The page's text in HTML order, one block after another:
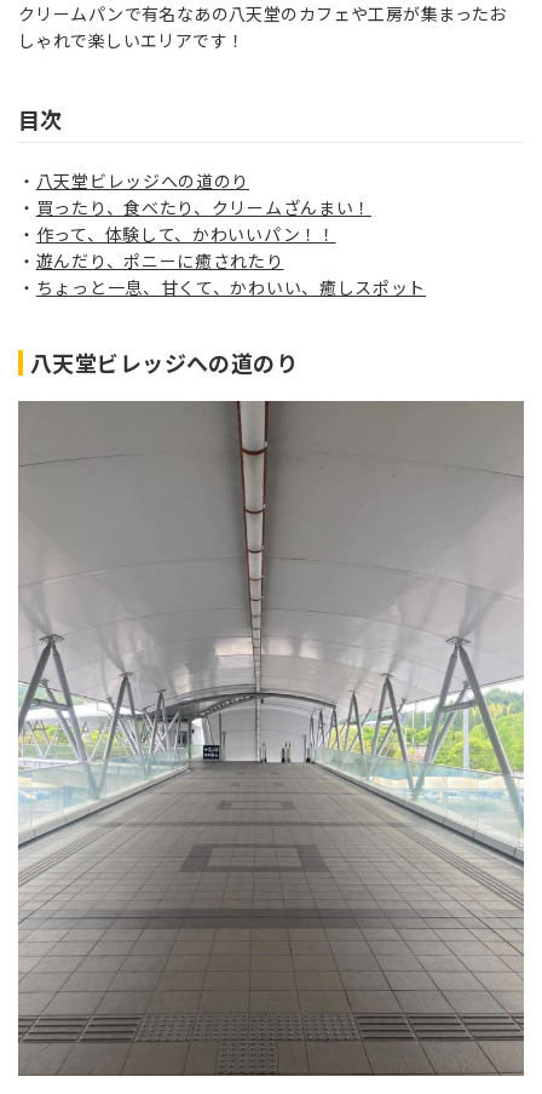
クリームパンで有名なあの八天堂のカフェや工房が集まったお
しゃれで楽しいエリアです！
目次
八天堂ビレッジへの道のり
買ったり、食べたり、クリームざんまい！
作って、体験して、かわいいパン！！
遊んだり、ポニーに癒されたり
ちょっと一息、甘くて、かわいい、癒しスポット
八天堂ビレッジへの道のり